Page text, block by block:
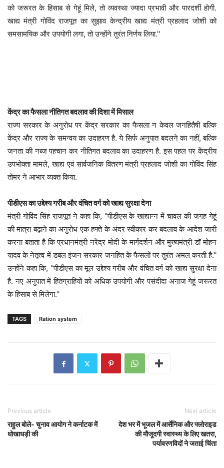
को जरूरत के हिसाब से गेहूं मिले, तो व्यवस्था ज्यादा प्रभावी और पारदर्शी होगी.
खाद्य मंत्री गोविंद राजपूत का सुझाव केन्द्रीय खाद्य मंत्री प्रहलाद जोशी को
समसामयिक और उपयोगी लगा, तो उन्होंने तुरंत निर्णय लिया.''
केंद्र का फैसला नीतिगत बदलाव की दिशा में मिसाल
राज्य सरकार के अनुरोध पर केंद्र सरकार का फैसला न केवल जनहितैषी बल्कि
केंद्र और राज्य के समन्वय का उदाहरण है. ये सिर्फ अनुपात बदलने का नहीं, बल्कि
जनता की नब्ज पहचान कर नीतिगत बदलाव का उदाहरण है. इस पहल पर केंद्रीय
उपभोक्ता मामले, खाद्य एवं सार्वजनिक वितरण मंत्री प्रहलाद जोशी का गोविंद सिंह
तोमर ने आभार व्यक्त किया.
पीडीएस का उद्देश्य गरीब और वंचित वर्ग को खाद्य सुरक्षा देना
मंत्री गोविंद सिंह राजपूत ने कहा कि, ''पीडीएस के खाद्यान्न में चावल की जगह गेहूं
की मात्रा बढ़ाने का अनुरोध एक हफ्ते के अंदर स्वीकार कर बदलाव के आदेश जारी
करना बताता है कि प्रधानमंत्री नरेंद्र मोदी के मार्गदर्शन और मुख्यमंत्री डॉ मोहन
यादव के नेतृत्व में डबल इंजन सरकार जनहित के फैसलों पर तुरंत अमल करती है.''
उन्होंने कहा कि, ''पीडीएस का मूल उद्देश्य गरीब और वंचित वर्ग को खाद्य सुरक्षा देना
है. नए अनुपात में हितग्राहियों को अधिक उपयोगी और पसंदीदा अनाज गेहूं जरूरत
के हिसाब से मिलेगा.''
TAGS Ration system
Previous article
राहुल बोले- चुनाव आयोग ने कर्नाटक में
धोखाधड़ी की
Next article
देश भर में भूजल में आर्सेनिक और फ्लोराइड
की मौजूदगी स्वास्थ्य के लिए खतरा,
पर्यावरणविदों ने जताई चिंता